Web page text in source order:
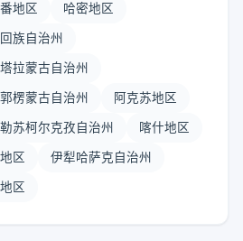
地区 哈密地区
族自治州
拉蒙古自治州
楞蒙古自治州 阿克苏地区
苏柯尔克孜自治州 喀什地区
区 伊犁哈萨克自治州
区